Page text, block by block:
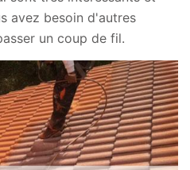
avez besoin d'autres
un coup de fil.